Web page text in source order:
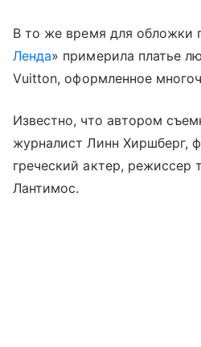
В то же время для обложки
Ленда» примерила платье
Vuitton, оформленное
Известно, что автором
журналист Линн Хиршберг,
греческий актер, режиссер
Лантимос.